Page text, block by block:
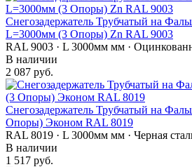
Снегозадержатель Трубчатый на
L=3000мм (3 Опоры) Zn RAL 9003
RAL 9003 · L 3000мм мм ·
В наличии
2 087 руб.
Снегозадержатель Трубчатый на
Опоры) Эконом RAL 8019
RAL 8019 · L 3000мм мм · Черная
В наличии
1 517 руб.